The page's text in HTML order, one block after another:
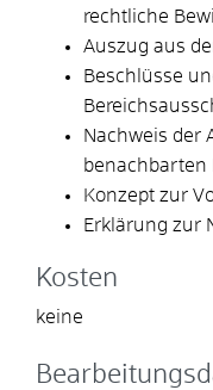
rechtliche
Auszug aus
Beschlüsse
Nachweis der
benachbarten
Konzept zur
Erklärung zur
Kosten
keine